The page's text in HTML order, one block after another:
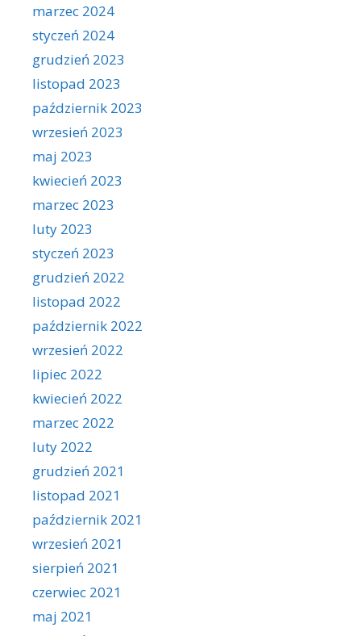
marzec 2024
styczeń 2024
grudzień 2023
listopad 2023
październik 2023
wrzesień 2023
maj 2023
kwiecień 2023
marzec 2023
luty 2023
styczeń 2023
grudzień 2022
listopad 2022
październik 2022
wrzesień 2022
lipiec 2022
kwiecień 2022
marzec 2022
luty 2022
grudzień 2021
listopad 2021
październik 2021
wrzesień 2021
sierpień 2021
czerwiec 2021
maj 2021